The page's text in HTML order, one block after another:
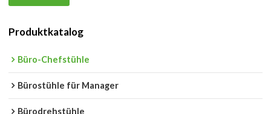
Produktkatalog
Büro-Chefstühle
Bürostühle für Manager
Bürodrehstühle